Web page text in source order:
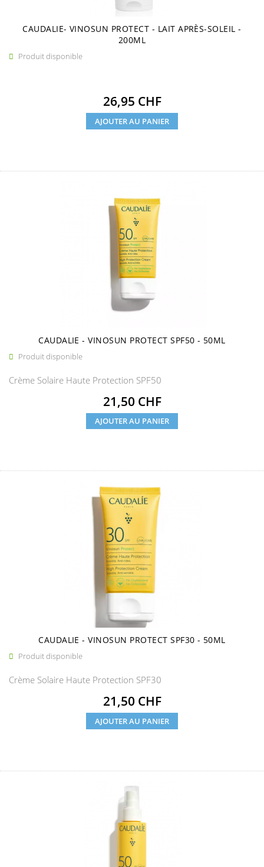
CAUDALIE- VINOSUN PROTECT - LAIT APRÈS-SOLEIL -
200ML
 Produit disponible
Prix
26,95 CHF
AJOUTER AU PANIER
CAUDALIE - VINOSUN PROTECT SPF50 - 50ML
 Produit disponible
Crème Solaire Haute Protection SPF50
Prix
21,50 CHF
AJOUTER AU PANIER
CAUDALIE - VINOSUN PROTECT SPF30 - 50ML
 Produit disponible
Crème Solaire Haute Protection SPF30
Prix
21,50 CHF
AJOUTER AU PANIER